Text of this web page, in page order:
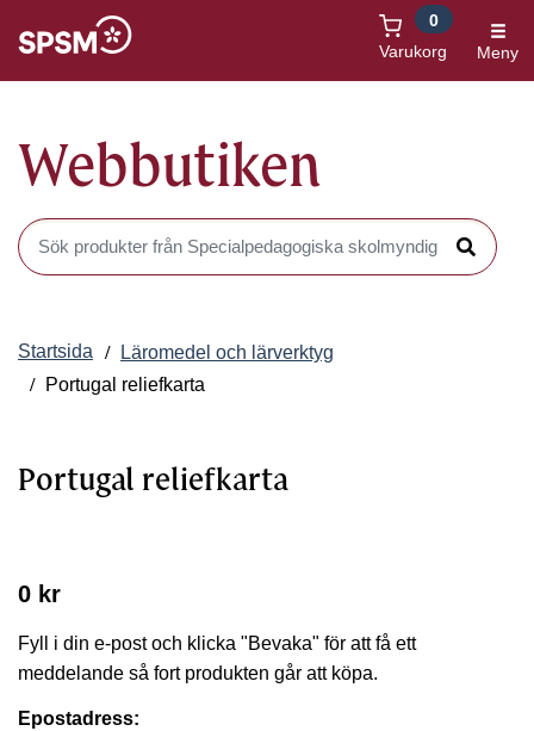
Varukorg
0
Meny
Webbutiken
Sök produkter i Webbutiken
Sök
Startsida
Läromedel och lärverktyg
Portugal reliefkarta
Portugal reliefkarta
0 kr
Fyll i din e-post och klicka "Bevaka" för att få ett
meddelande så fort produkten går att köpa.
Epostadress: